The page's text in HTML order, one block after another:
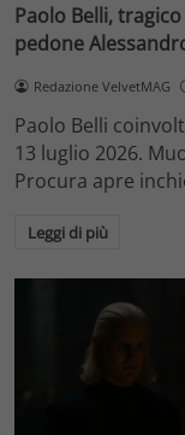
Paolo Belli,
pedone
Redazione VelvetMAG
Paolo Belli
13 luglio 2026.
Procura apre
Leggi di più